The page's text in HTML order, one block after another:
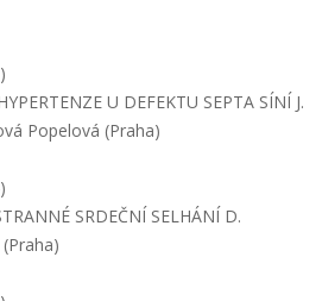
U DEFEKTU SEPTA SÍNÍ J.
Popelová (Praha)
SRDEČNÍ SELHÁNÍ D.